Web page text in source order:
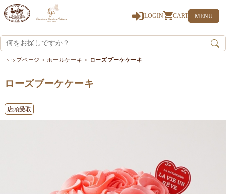
LOGIN CART
MENU
トップページ > ホールケーキ > ローズブーケケーキ
ローズブーケケーキ
店頭受取